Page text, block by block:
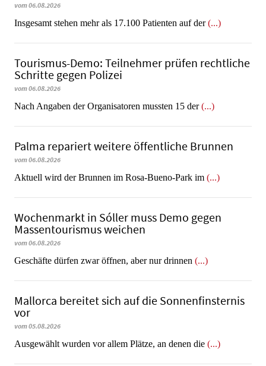
vom 06.08.2026
Insgesamt stehen mehr als 17.100 Patienten auf der(...)
Tourismus-Demo: Teilnehmer prüfen rechtliche
Schritte gegen Polizei
vom 06.08.2026
Nach Angaben der Organisatoren mussten 15 der(...)
Palma repariert weitere öffentliche Brunnen
vom 06.08.2026
Aktuell wird der Brunnen im Rosa-Bueno-Park im (...)
Wochenmarkt in Sóller muss Demo gegen
Massentourismus weichen
vom 06.08.2026
Geschäfte dürfen zwar öffnen, aber nur drinnen (...)
Mallorca bereitet sich auf die Sonnenfinsternis
vor
vom 05.08.2026
Ausgewählt wurden vor allem Plätze, an denen die (...)